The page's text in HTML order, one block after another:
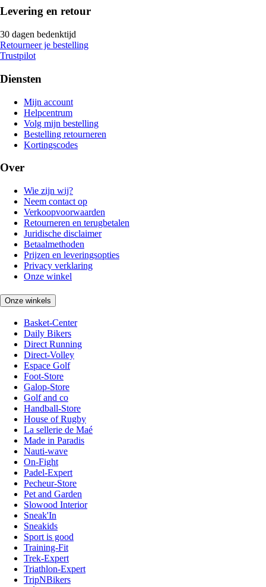
Levering en retour
30 dagen bedenktijd
Retourneer je bestelling
Trustpilot
Diensten
Mijn account
Helpcentrum
Volg mijn bestelling
Bestelling retourneren
Kortingscodes
Over
Wie zijn wij?
Neem contact op
Verkoopvoorwaarden
Retourneren en terugbetalen
Juridische disclaimer
Betaalmethoden
Prijzen en leveringsopties
Privacy verklaring
Onze winkel
Onze winkels
Basket-Center
Daily Bikers
Direct Running
Direct-Volley
Espace Golf
Foot-Store
Galop-Store
Golf and co
Handball-Store
House of Rugby
La sellerie de Maé
Made in Paradis
Nauti-wave
On-Fight
Padel-Expert
Pecheur-Store
Pet and Garden
Slowood Interior
Sneak'In
Sneakids
Sport is good
Training-Fit
Trek-Expert
Triathlon-Expert
TripNBikers